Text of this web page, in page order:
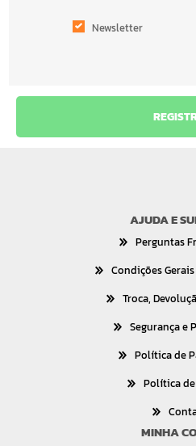
Newsletter
AJUDA E
Perguntas
Condições
Troca,
Segurança e
Política de
Política
MINHA